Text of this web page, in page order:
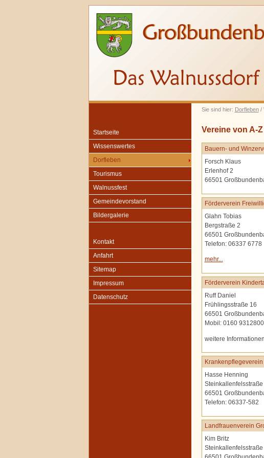
Sie sind hier: Dorfleben/
Startseite
Wissenswertes
Dorfleben
Tourismus
Walnussfest
Gemeindevorstand
Bildergalerie
Kontakt
Anfahrt
Sitemap
Impressum
Datenschutz
Vereine von A-Z
Bauern- und
Forsch Klaus
Erlenhof 2
66501
Förderverein
Glahn Tobias
Bergstraße 2
66501
Telefon: 06337 6778
mehr...
Förderverein
Ruff Daniel
Frühlingsstraße 16
66501
Mobil: 0160
weitere
Krankenpflegeverein
Hasse Henning
Steinkallenfelsstraße
66501
Telefon: 06337-582
Landfrauenverein
Kim Britz
Steinkallenfelsstraße